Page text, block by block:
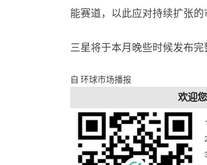
能赛道，以此应对持续扩张的
三星将于本月晚些时候发布
自 环球市场播报
欢迎